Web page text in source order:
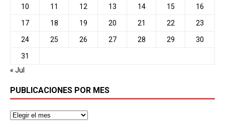
10 11 12 13 14 15 16
17 18 19 20 21 22 23
24 25 26 27 28 29 30
31
« Jul
PUBLICACIONES POR MES